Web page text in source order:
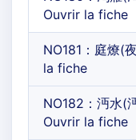
Ouvrir la fiche
NO181：庭燎(
la fiche
NO182：沔水(
Ouvrir la fiche